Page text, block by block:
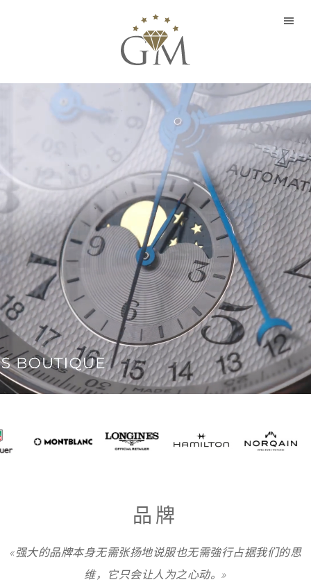
品牌
«强大的品牌本身无需张扬地说服也无需強行占据我们的思
维，它只会让人为之心动。»